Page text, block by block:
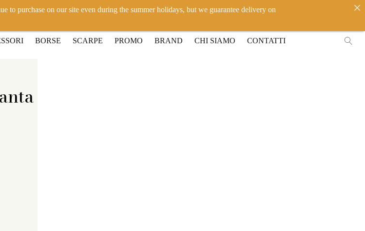
BORSE SCARPE PROMO BRAND CHI SIAMO CONTATTI
to purchase on our site even during the summer holidays, but we guarantee delivery on